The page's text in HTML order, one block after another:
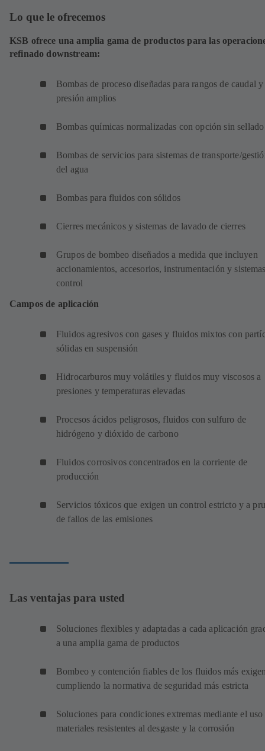
Lo que le ofrecemos
KSB ofrece una amplia gama de productos para las
refinado downstream:
Bombas de proceso diseñadas para rangos de caudal y
presión amplios
Bombas químicas normalizadas con opción sin sellado
Bombas de servicios para sistemas de transporte/
del agua
Bombas para fluidos con sólidos
Cierres mecánicos y sistemas de lavado de cierres
Grupos de bombeo diseñados a medida que incluyen
accionamientos, accesorios, instrumentación y
control
Campos de aplicación
Fluidos agresivos con gases y fluidos mixtos con
sólidas en suspensión
Hidrocarburos muy volátiles y fluidos muy viscosos a
presiones y temperaturas elevadas
Procesos ácidos peligrosos, fluidos con sulfuro de
hidrógeno y dióxido de carbono
Fluidos corrosivos concentrados en la corriente de
producción
Servicios tóxicos que exigen un control estricto y a
de fallos de las emisiones
Las ventajas para usted
Soluciones flexibles y adaptadas a cada aplicación
a una amplia gama de productos
Bombeo y contención fiables de los fluidos más
cumpliendo la normativa de seguridad más estricta
Soluciones para condiciones extremas mediante el uso
materiales resistentes al desgaste y la corrosión